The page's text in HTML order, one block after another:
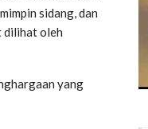
sidang, dan
dilihat oleh
yang